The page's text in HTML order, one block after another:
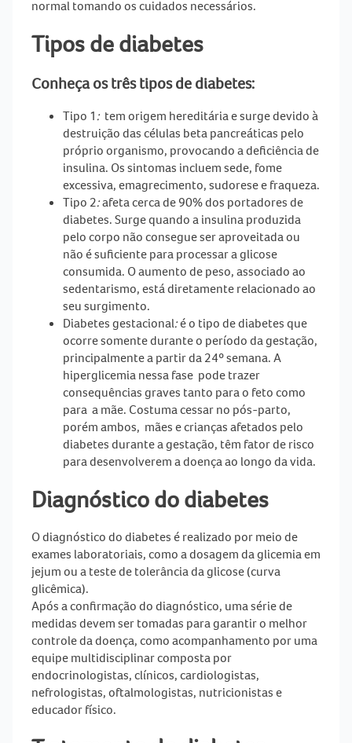
normal tomando os cuidados necessários.
Tipos de diabetes
Conheça os três tipos de diabetes:
Tipo 1: tem origem hereditária e surge devido à
destruição das células beta pancreáticas pelo
próprio organismo, provocando a deficiência de
insulina. Os sintomas incluem sede, fome
excessiva, emagrecimento, sudorese e fraqueza.
Tipo 2:afeta cerca de 90% dos portadores de
diabetes. Surge quando a insulina produzida
pelo corpo não consegue ser aproveitada ou
não é suficiente para processar a glicose
consumida. O aumento de peso, associado ao
sedentarismo, está diretamente relacionado ao
seu surgimento.
Diabetes gestacional:é o tipo dediabetes que
ocorre somente durante o período da gestação,
principalmente a partir da 24º semana. A
hiperglicemia nessa fase pode trazer
consequências graves tanto para o feto como
para a mãe. Costuma cessar no pós-parto,
porém ambos, mães e crianças afetados pelo
diabetes durante a gestação, têm fator de risco
para desenvolverem a doença ao longo da vida.
Diagnóstico do diabetes
Odiagnóstico do diabetes é realizado por meio de
exames laboratoriais, como a dosagem da glicemia em
jejum ou a teste de tolerância da glicose (curva
glicêmica).
Após a confirmação do diagnóstico, uma série de
medidas devem ser tomadas para garantir o melhor
controle da doença, como acompanhamento por uma
equipe multidisciplinar composta por
endocrinologistas, clínicos, cardiologistas,
nefrologistas, oftalmologistas, nutricionistas e
educador físico.